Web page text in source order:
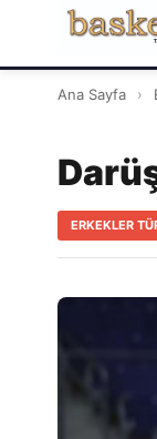
Ana Sayfa ›
ERKEKLER